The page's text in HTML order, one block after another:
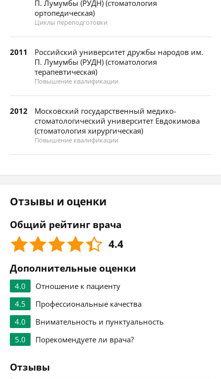
П. Лумумбы (РУДН) (стоматология
ортопедическая)
Циклы переподготовки
2011
Российский университет дружбы народов им.
П. Лумумбы (РУДН) (стоматология
терапевтическая)
Повышение квалификации
2012
Московский государственный медико-
стоматологический университет Евдокимова
(стоматология хирургическая)
Повышение квалификации
Отзывы и оценки
Общий рейтинг врача
4.4
Дополнительные оценки
4.0
Отношение к пациенту
4.5
Профессиональные качества
4.0
Внимательность и пунктуальность
5.0
Порекомендуете ли врача?
Отзывы